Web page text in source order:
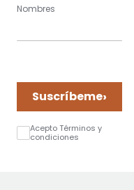
Nombres
Suscríbeme›
Acepto Términos y
condiciones